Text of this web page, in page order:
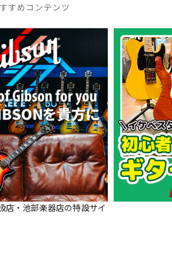
すめコンテンツ
店・池部楽器店の特設サイ